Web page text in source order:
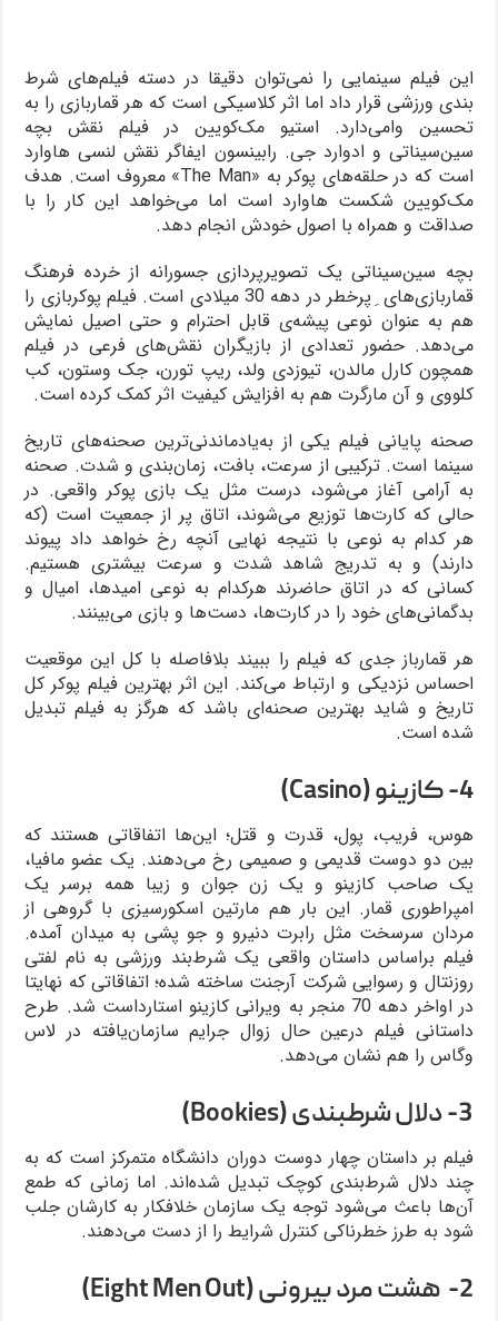
این فیلم سینمایی را نمی‌توان دقیقا در دسته فیلم‌های شرط‌
بندی ورزشی قرار داد اما اثر کلاسیکی است که هر قماربازی را به
تحسین وامی‌دارد. استیو مک‌کویین در فیلم نقش بچه
سین‌سیناتی و ادوارد جی. رابینسون ایفاگر نقش لنسی هاوارد
است که در حلقه‌های پوکر به «The Man» معروف است. هدف
مک‌کویین شکست هاوارد است اما می‌خواهد این کار را با
صداقت و همراه با اصول خودش انجام دهد.
بچه سین‌سیناتی یک تصویرپردازی جسورانه از خرده فرهنگ
قماربازی‌های ِ پرخطر در دهه 30 میلادی است. فیلم پوکربازی را
هم به عنوان نوعی پیشه‌ی قابل احترام و حتی اصیل نمایش
می‌دهد. حضور تعدادی از بازیگران نقش‌های فرعی در فیلم
همچون کارل مالدن، تیوزدی ولد، ریپ تورن، جک وستون، کب
کلووی و آن مارگرت هم به افزایش کیفیت اثر کمک کرده است.
صحنه پایانی فیلم یکی از به‌یادماندنی‌ترین صحنه‌های تاریخ
سینما است. ترکیبی از سرعت، بافت، زمان‌بندی و شدت. صحنه
به آرامی آغاز می‌شود، درست مثل یک بازی پوکر واقعی. در
حالی که کارت‌ها توزیع می‌شوند، اتاق پر از جمعیت است (که
هر کدام به نوعی با نتیجه نهایی آنچه رخ خواهد داد پیوند
دارند) و به تدریج شاهد شدت و سرعت بیشتری هستیم.
کسانی که در اتاق حاضرند هرکدام به نوعی امیدها، امیال و
بدگمانی‌های خود را در کارت‌ها، دست‌ها و بازی می‌بینند.
هر قمارباز جدی که فیلم را ببیند بلافاصله با کل این موقعیت
احساس نزدیکی و ارتباط می‌کند. این اثر بهترین فیلم پوکر کل
تاریخ و شاید بهترین صحنه‌ای باشد که هرگز به فیلم تبدیل
شده است.
4- کازینو (Casino)
هوس، فریب، پول، قدرت و قتل؛ این‌ها اتفاقاتی هستند که
بین دو دوست قدیمی و صمیمی رخ می‌دهند. یک عضو مافیا،
یک صاحب کازینو و یک زن جوان و زیبا همه برسر یک
امپراطوری قمار. این بار هم مارتین اسکورسیزی با گروهی از
مردان سرسخت مثل رابرت دنیرو و جو پشی به میدان آمده.
فیلم براساس داستان واقعی یک شرط‌بند ورزشی به نام لفتی
روزنتال و رسوایی شرکت آرجنت ساخته شده؛ اتفاقاتی که نهایتا
در اواخر دهه 70 منجر به ویرانی کازینو استارداست شد. طرح
داستانی فیلم درعین حال زوال جرایم سازمان‌یافته در لاس
وگاس را هم نشان می‌دهد.
3- دلال شرطبندی (Bookies)
فیلم بر داستان چهار دوست دوران دانشگاه متمرکز است که به
چند دلال شرط‌بندی کوچک تبدیل شده‌اند. اما زمانی که طمع
آن‌ها باعث می‌شود توجه یک سازمان خلافکار به کارشان جلب
شود به طرز خطرناکی کنترل شرایط را از دست می‌دهند.
2- هشت مرد بیرونی (Eight Men Out)